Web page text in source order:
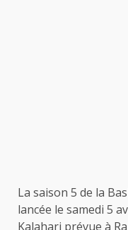
La saison 5 de la
lancée le samedi 5
Kalahari prévue à